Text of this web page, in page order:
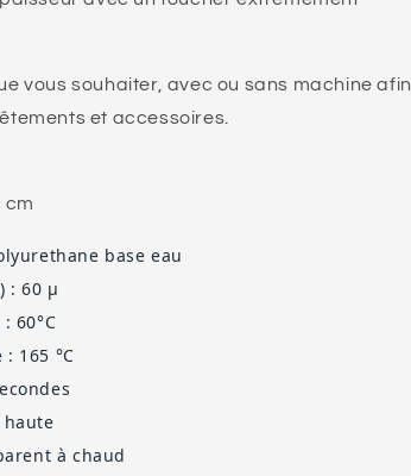
vous souhaiter, avec ou sans machine afin
et accessoires.
cm
base eau
: 60 µ
60°C
165 °C
haute
à chaud